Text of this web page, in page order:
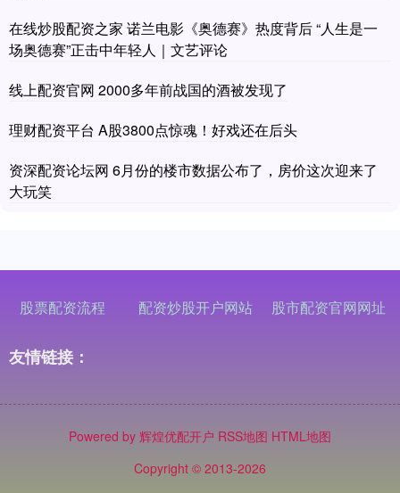
在线炒股配资之家 诺兰电影《奥德赛》热度背后 “人生是一
场奥德赛”正击中年轻人｜文艺评论
线上配资官网 2000多年前战国的酒被发现了
理财配资平台 A股3800点惊魂！好戏还在后头
资深配资论坛网 6月份的楼市数据公布了，房价这次迎来了
大玩笑
股票配资流程 配资炒股开户网站 股市配资官网网址
友情链接：
Powered by 辉煌优配开户 RSS地图 HTML地图
Copyright © 2013-2026